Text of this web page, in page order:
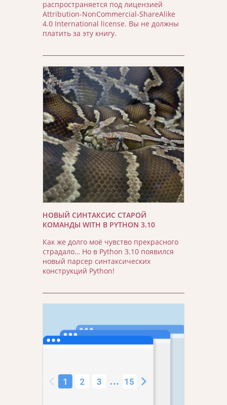
распространяется под лицензией
Attribution-NonCommercial-ShareAlike
4.0 International license. Вы не должны
платить за эту книгу.
НОВЫЙ СИНТАКСИС СТАРОЙ
КОМАНДЫ WITH В PYTHON 3.10
Как же долго моё чувство прекрасного
страдало… Но в Python 3.10 появился
новый парсер синтаксических
конструкций Python!